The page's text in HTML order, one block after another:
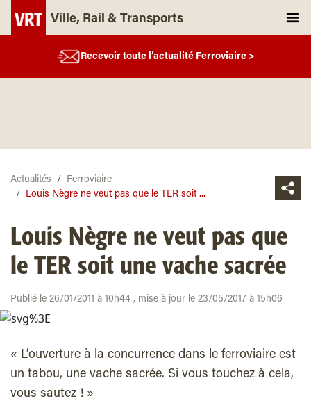
Ville, Rail & Transports
Recevoir toute l’actualité Ferroviaire >
Actualités
Ferroviaire
Louis Nègre ne veut pas que le TER soit ...
Louis Nègre ne veut pas que
le TER soit une vache sacrée
Publié le 26/01/2011 à 10h44 , mise à jour le 23/05/2017 à 15h06
« L’ouverture à la concurrence dans le ferroviaire est
un tabou, une vache sacrée. Si vous touchez à cela,
vous sautez ! »